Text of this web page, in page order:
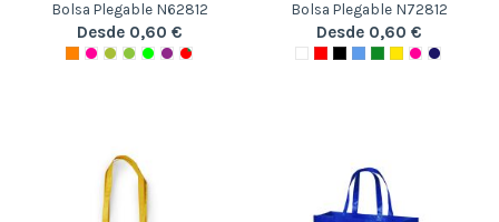
Bolsa Plegable N62812
Desde 0,60 €
Bolsa Plegable N72812
Desde 0,60 €